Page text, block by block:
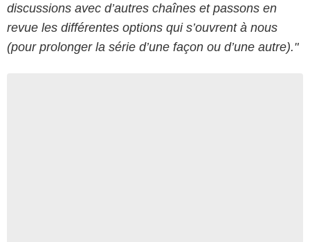
discussions avec d’autres chaînes et passons en
revue les différentes options qui s’ouvrent à nous
(pour prolonger la série d’une façon ou d’une autre)."